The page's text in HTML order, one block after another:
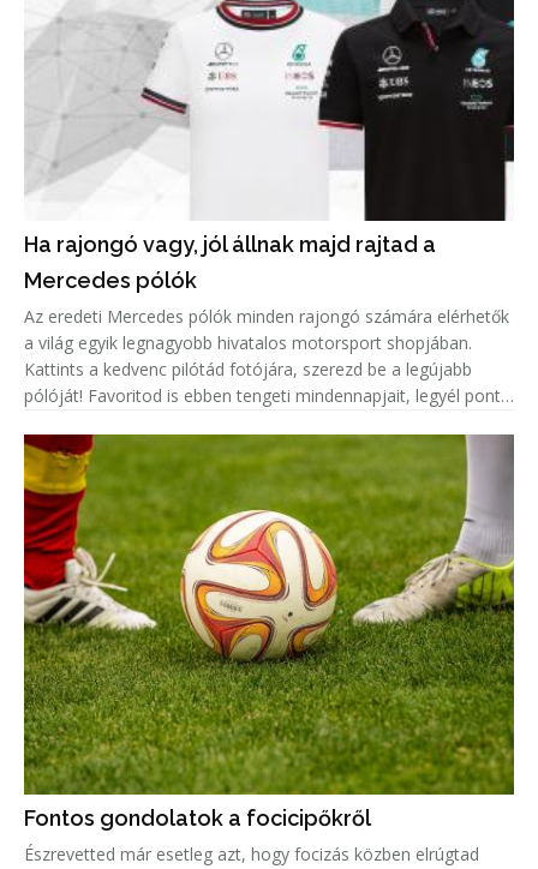
Ha rajongó vagy, jól állnak majd rajtad a
Mercedes pólók
Az eredeti Mercedes pólók minden rajongó számára elérhetők
a világ egyik legnagyobb hivatalos motorsport shopjában.
Kattints a kedvenc pilótád fotójára, szerezd be a legújabb
pólóját! Favoritod is ebben tengeti mindennapjait, legyél pont
Fontos gondolatok a focicipőkről
Észrevetted már esetleg azt, hogy focizás közben elrúgtad